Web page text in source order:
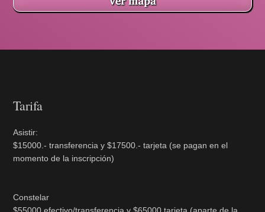
Tarifa
Asistir:
$15000.- transferencia y $17500.- tarjeta (se pagan en el
momento de la inscripción)
Constelar
$55000 efectivo/transferencia y $65000 tarjeta (aparte de la